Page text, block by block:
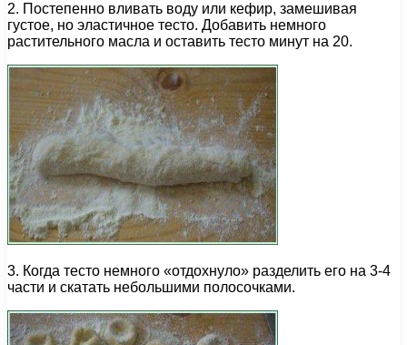
2. Постепенно вливать воду или кефир, замешивая
густое, но эластичное тесто. Добавить немного
растительного масла и оставить тесто минут на 20.
3. Когда тесто немного «отдохнуло» разделить его на 3-4
части и скатать небольшими полосочками.